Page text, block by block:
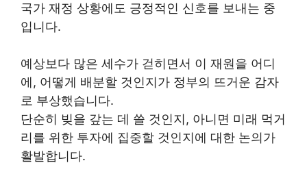
국가 재정 상황에도 긍정적인 신호를 보내는 중
입니다.
예상보다 많은 세수가 걷히면서 이 재원을 어디
에, 어떻게 배분할 것인지가 정부의 뜨거운 감자
로 부상했습니다.
단순히 빚을 갚는 데 쓸 것인지, 아니면 미래 먹거
리를 위한 투자에 집중할 것인지에 대한 논의가
활발합니다.